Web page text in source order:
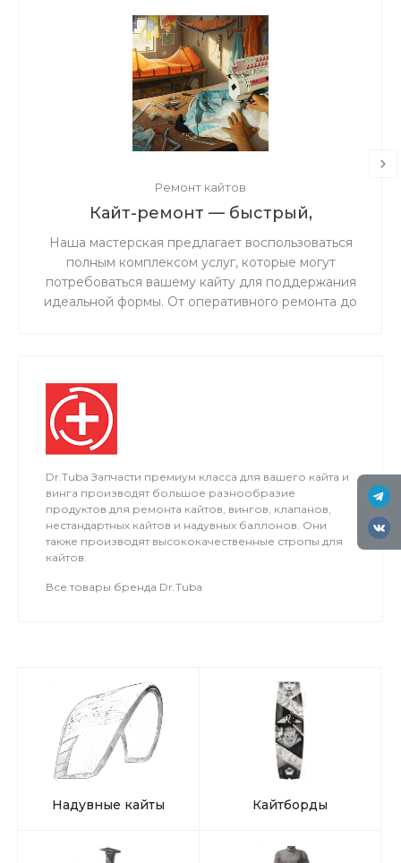
Ремонт кайтов
Кайт-ремонт — быстрый,
надёжный, с душой.
Наша мастерская предлагает воспользоваться
полным комплексом услуг, которые могут
потребоваться вашему кайту для поддержания
идеальной формы. От оперативного ремонта до
Dr.Tuba Запчасти премиум класса для вашего кайта и
винга производят большое разнообразие
продуктов для ремонта кайтов, вингов, клапанов,
нестандартных кайтов и надувных баллонов. Они
также производят высококачественные стропы для
кайтов.
Все товары бренда Dr.Tuba
Надувные кайты Кайтборды